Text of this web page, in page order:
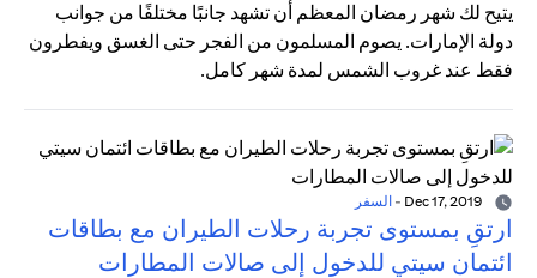
يتيح لك شهر رمضان المعظم أن تشهد جانبًا مختلفًا من جوانب
دولة الإمارات. يصوم المسلمون من الفجر حتى الغسق ويفطرون
فقط عند غروب الشمس لمدة شهر كامل.
- السفر
ارتقِ بمستوى تجربة رحلات الطيران مع بطاقات
ائتمان سيتي للدخول إلى صالات المطارات